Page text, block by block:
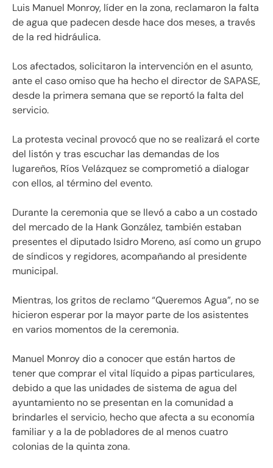
Luis Manuel Monroy, líder en la zona, reclamaron la falta
de agua que padecen desde hace dos meses, a través
de la red hidráulica.
Los afectados, solicitaron la intervención en el asunto,
ante el caso omiso que ha hecho el director de SAPASE,
desde la primera semana que se reportó la falta del
servicio.
La protesta vecinal provocó que no se realizará el corte
del listón y tras escuchar las demandas de los
lugareños, Ríos Velázquez se comprometió a dialogar
con ellos, al término del evento.
Durante la ceremonia que se llevó a cabo a un costado
del mercado de la Hank González, también estaban
presentes el diputado Isidro Moreno, así como un grupo
de síndicos y regidores, acompañando al presidente
municipal.
Mientras, los gritos de reclamo “Queremos Agua”, no se
hicieron esperar por la mayor parte de los asistentes
en varios momentos de la ceremonia.
Manuel Monroy dio a conocer que están hartos de
tener que comprar el vital líquido a pipas particulares,
debido a que las unidades de sistema de agua del
ayuntamiento no se presentan en la comunidad a
brindarles el servicio, hecho que afecta a su economía
familiar y a la de pobladores de al menos cuatro
colonias de la quinta zona.